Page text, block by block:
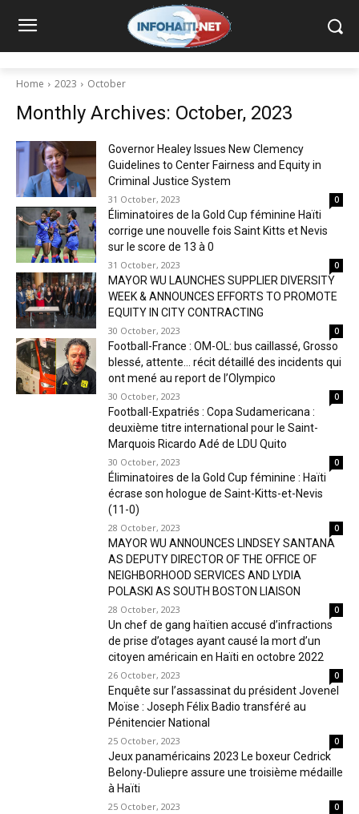
Home 2023 October
Monthly Archives: October, 2023
Governor Healey Issues New Clemency
Guidelines to Center Fairness and Equity in
Criminal Justice System
31 October, 2023 0
Éliminatoires de la Gold Cup féminine Haïti
corrige une nouvelle fois Saint Kitts et Nevis
sur le score de 13 à 0
31 October, 2023 0
MAYOR WU LAUNCHES SUPPLIER DIVERSITY
WEEK & ANNOUNCES EFFORTS TO PROMOTE
EQUITY IN CITY CONTRACTING
30 October, 2023 0
Football-France : OM-OL: bus caillassé, Grosso
blessé, attente… récit détaillé des incidents qui
ont mené au report de l’Olympico
30 October, 2023 0
Football-Expatriés : Copa Sudamericana :
deuxième titre international pour le Saint-
Marquois Ricardo Adé de LDU Quito
30 October, 2023 0
Éliminatoires de la Gold Cup féminine : Haïti
écrase son hologue de Saint-Kitts-et-Nevis
(11-0)
28 October, 2023 0
MAYOR WU ANNOUNCES LINDSEY SANTANA
AS DEPUTY DIRECTOR OF THE OFFICE OF
NEIGHBORHOOD SERVICES AND LYDIA
POLASKI AS SOUTH BOSTON LIAISON
28 October, 2023 0
Un chef de gang haïtien accusé d’infractions
de prise d’otages ayant causé la mort d’un
citoyen américain en Haïti en octobre 2022
26 October, 2023 0
Enquête sur l’assassinat du président Jovenel
Moïse : Joseph Félix Badio transféré au
Pénitencier National
25 October, 2023 0
Jeux panaméricains 2023 Le boxeur Cedrick
Belony-Duliepre assure une troisième médaille
à Haïti
25 October, 2023 0